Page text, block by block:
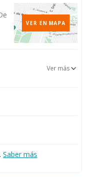
VER EN MAPA
Ver más
Saber más